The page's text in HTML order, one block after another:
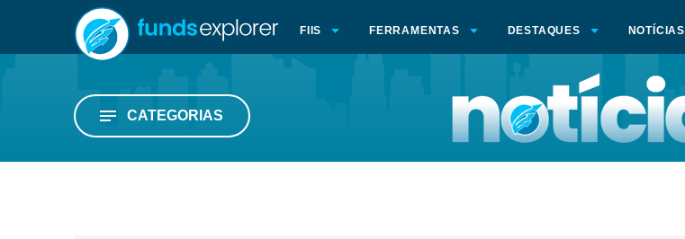
FIIS FERRAMENTAS DESTAQUES NOTÍCIAS
CATEGORIAS